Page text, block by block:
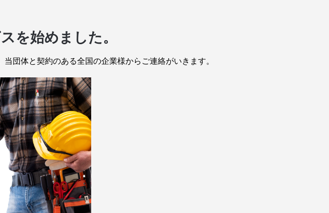
を始めました。
団体と契約のある全国の企業様からご連絡がいきます。